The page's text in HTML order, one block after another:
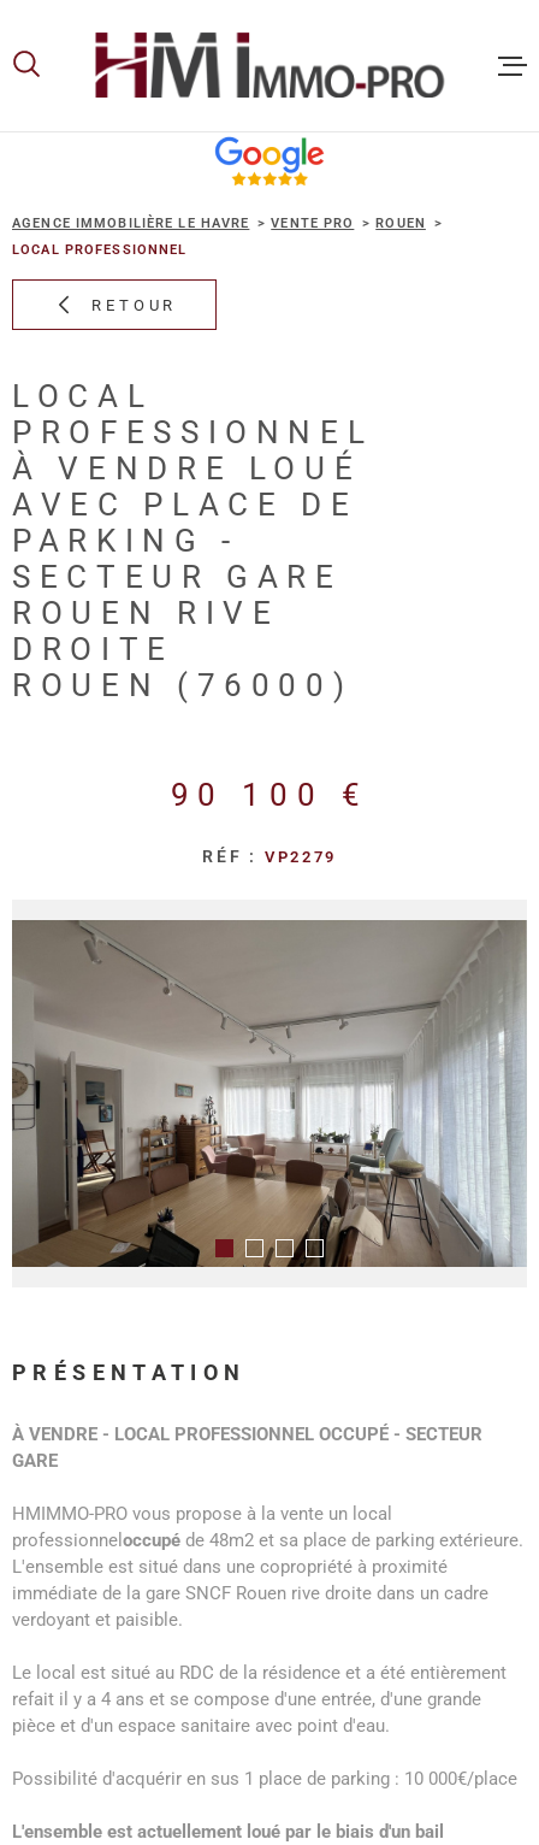
lamenu
contenu
AGENCE IMMOBILIÈRE LE HAVRE VENTE PRO
ROUEN
LOCAL PROFESSIONNEL
RETOUR
LOCAL
PROFESSIONNEL
À VENDRE LOUÉ
AVEC PLACE DE
PARKING -
SECTEUR GARE
ROUEN RIVE
DROITE
ROUEN (76000)
90 100 €
RÉF :VP2279
PRÉSENTATION
À VENDRE - LOCAL PROFESSIONNEL OCCUPÉ - SECTEUR
GARE
HMIMMO-PRO vous propose à la vente un local
professionnel occupé de 48m2 et sa place de parking extérieure.
L'ensemble est situé dans une copropriété à proximité
immédiate de la gare SNCF Rouen rive droite dans un cadre
verdoyant et paisible.
Le local est situé au RDC de la résidence et a été entièrement
refait il y a 4 ans et se compose d'une entrée, d'une grande
pièce et d'un espace sanitaire avec point d'eau.
Possibilité d'acquérir en sus 1 place de parking : 10 000€/place
L'ensemble est actuellement loué par le biais d'un bail